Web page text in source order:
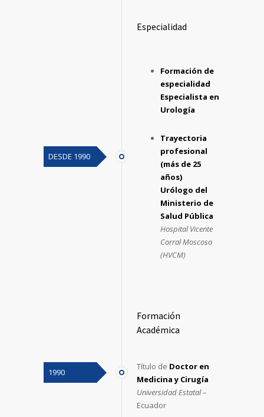
DESDE 1990
Especialidad
Formación de
especialidad
Especialista en
Urología
Trayectoria
profesional
(más de 25
años)
Urólogo del
Ministerio de
Salud Pública
Hospital Vicente
Corral Moscoso
(HVCM)
1990
Formación
Académica
Título de Doctor en
Medicina y Cirugía
Universidad Estatal–
Ecuador